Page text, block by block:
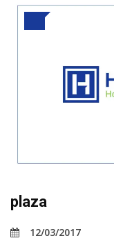
plaza
12/03/2017